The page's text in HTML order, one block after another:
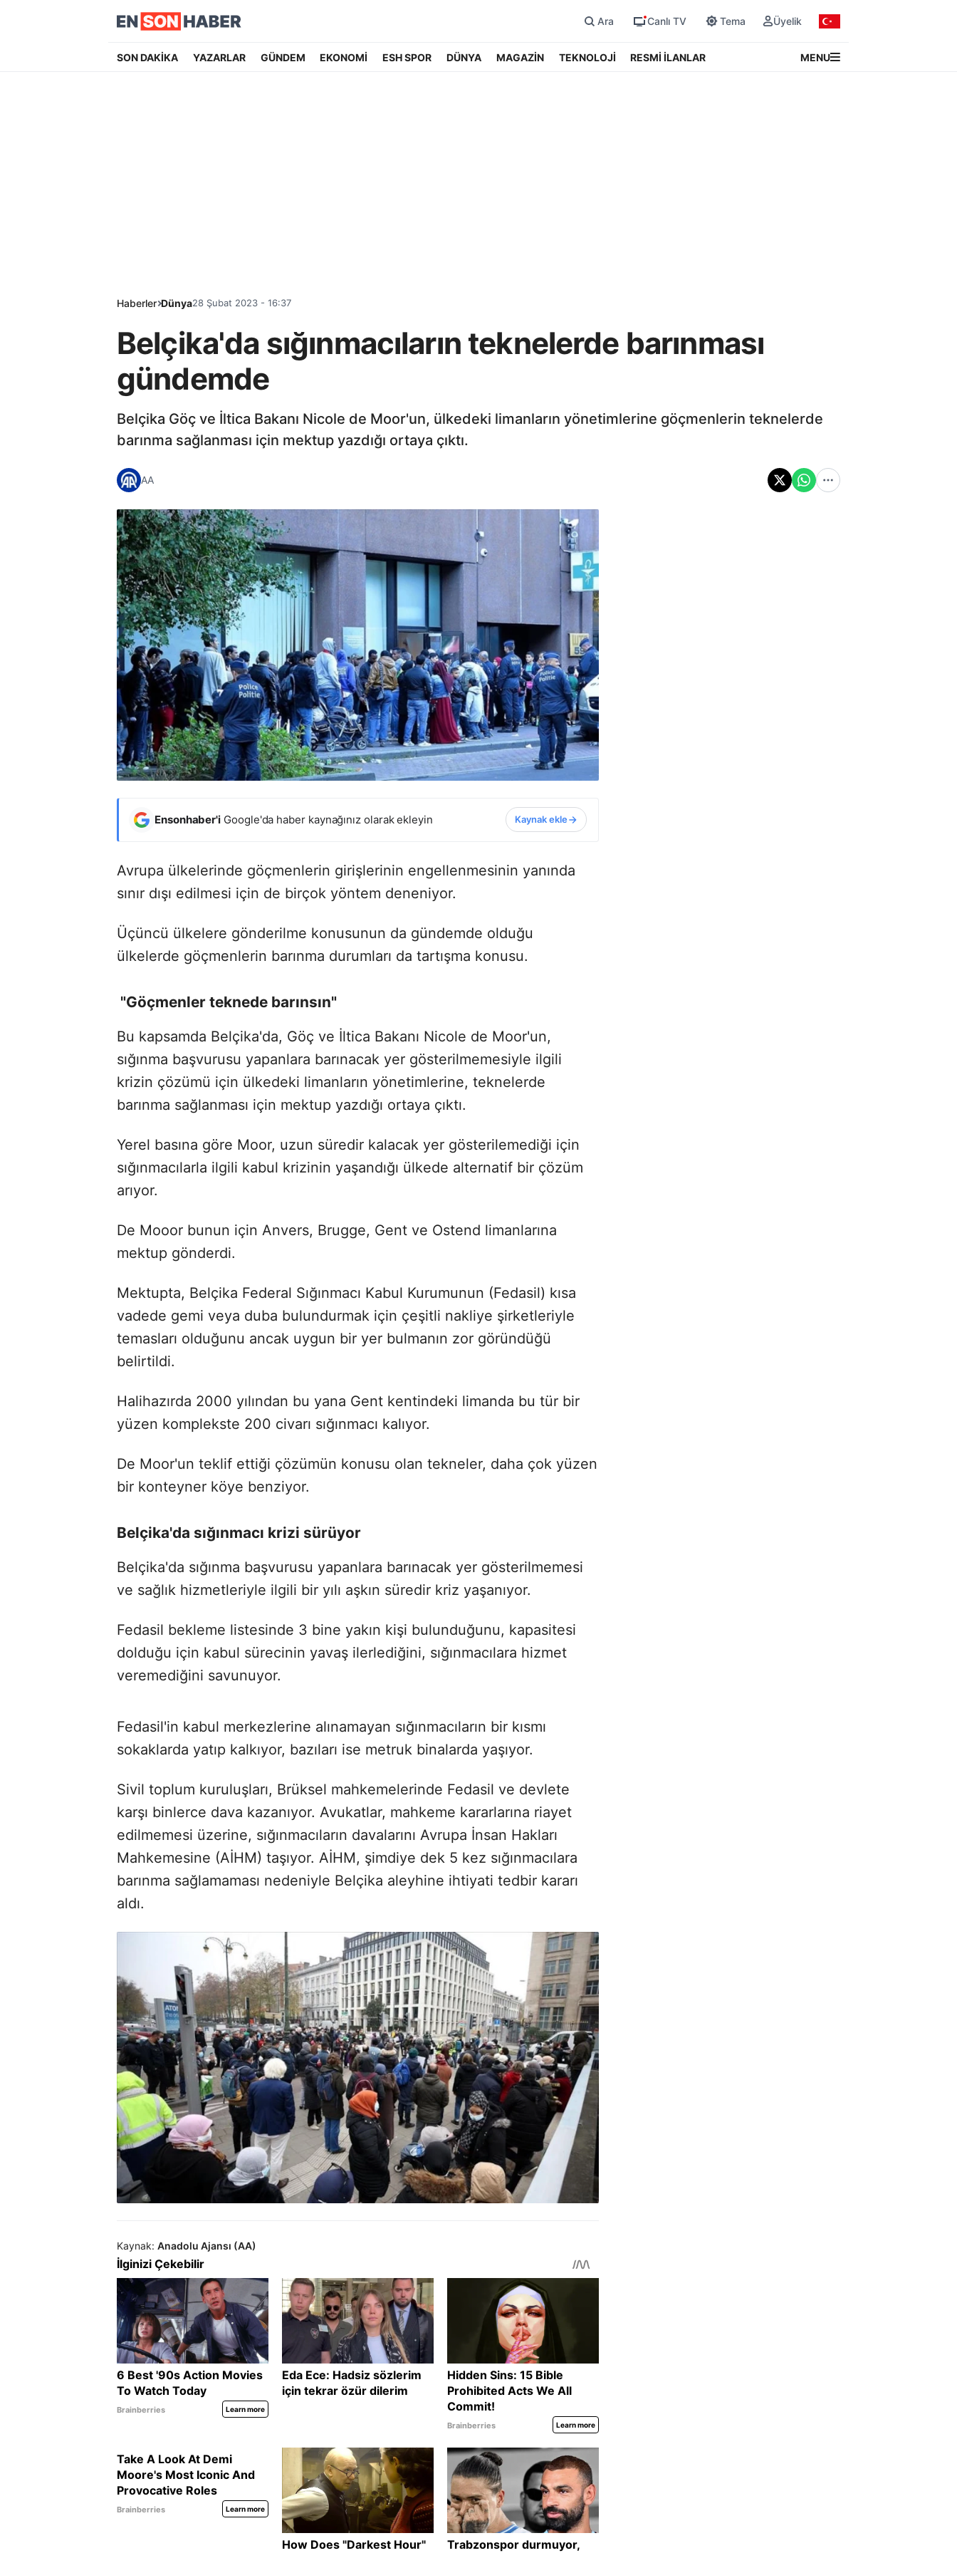
Ara Canlı TV Tema Üyelik
SON DAKİKA YAZARLAR GÜNDEM EKONOMİ ESH SPOR DÜNYA MAGAZİN TEKNOLOJİ RESMİ İLANLAR MENU
Haberler Dünya28 Şubat 2023 - 16:37
Belçika'da sığınmacıların teknelerde barınması
gündemde
Belçika Göç ve İltica Bakanı Nicole de Moor'un, ülkedeki limanların yönetimlerine göçmenlerin teknelerde
barınma sağlanması için mektup yazdığı ortaya çıktı.
AA
Ensonhaber'i Google'da haber kaynağınız olarak ekleyin Kaynak ekle
Avrupa ülkelerinde göçmenlerin girişlerinin engellenmesinin yanında
sınır dışı edilmesi için de birçok yöntem deneniyor.
Üçüncü ülkelere gönderilme konusunun da gündemde olduğu
ülkelerde göçmenlerin barınma durumları da tartışma konusu.
"Göçmenler teknede barınsın"
Bu kapsamda Belçika'da, Göç ve İltica Bakanı Nicole de Moor'un,
sığınma başvurusu yapanlara barınacak yer gösterilmemesiyle ilgili
krizin çözümü için ülkedeki limanların yönetimlerine, teknelerde
barınma sağlanması için mektup yazdığı ortaya çıktı.
Yerel basına göre Moor, uzun süredir kalacak yer gösterilemediği için
sığınmacılarla ilgili kabul krizinin yaşandığı ülkede alternatif bir çözüm
arıyor.
De Mooor bunun için Anvers, Brugge, Gent ve Ostend limanlarına
mektup gönderdi.
Mektupta, Belçika Federal Sığınmacı Kabul Kurumunun (Fedasil) kısa
vadede gemi veya duba bulundurmak için çeşitli nakliye şirketleriyle
temasları olduğunu ancak uygun bir yer bulmanın zor göründüğü
belirtildi.
Halihazırda 2000 yılından bu yana Gent kentindeki limanda bu tür bir
yüzen komplekste 200 civarı sığınmacı kalıyor.
De Moor'un teklif ettiği çözümün konusu olan tekneler, daha çok yüzen
bir konteyner köye benziyor.
Belçika'da sığınmacı krizi sürüyor
Belçika'da sığınma başvurusu yapanlara barınacak yer gösterilmemesi
ve sağlık hizmetleriyle ilgili bir yılı aşkın süredir kriz yaşanıyor.
Fedasil bekleme listesinde 3 bine yakın kişi bulunduğunu, kapasitesi
dolduğu için kabul sürecinin yavaş ilerlediğini, sığınmacılara hizmet
veremediğini savunuyor.
Fedasil'in kabul merkezlerine alınamayan sığınmacıların bir kısmı
sokaklarda yatıp kalkıyor, bazıları ise metruk binalarda yaşıyor.
Sivil toplum kuruluşları, Brüksel mahkemelerinde Fedasil ve devlete
karşı binlerce dava kazanıyor. Avukatlar, mahkeme kararlarına riayet
edilmemesi üzerine, sığınmacıların davalarını Avrupa İnsan Hakları
Mahkemesine (AİHM) taşıyor. AİHM, şimdiye dek 5 kez sığınmacılara
barınma sağlamaması nedeniyle Belçika aleyhine ihtiyati tedbir kararı
aldı.
Kaynak: Anadolu Ajansı (AA)